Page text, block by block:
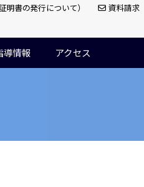
導情報 アクセス
明書の発行について） 資料請求